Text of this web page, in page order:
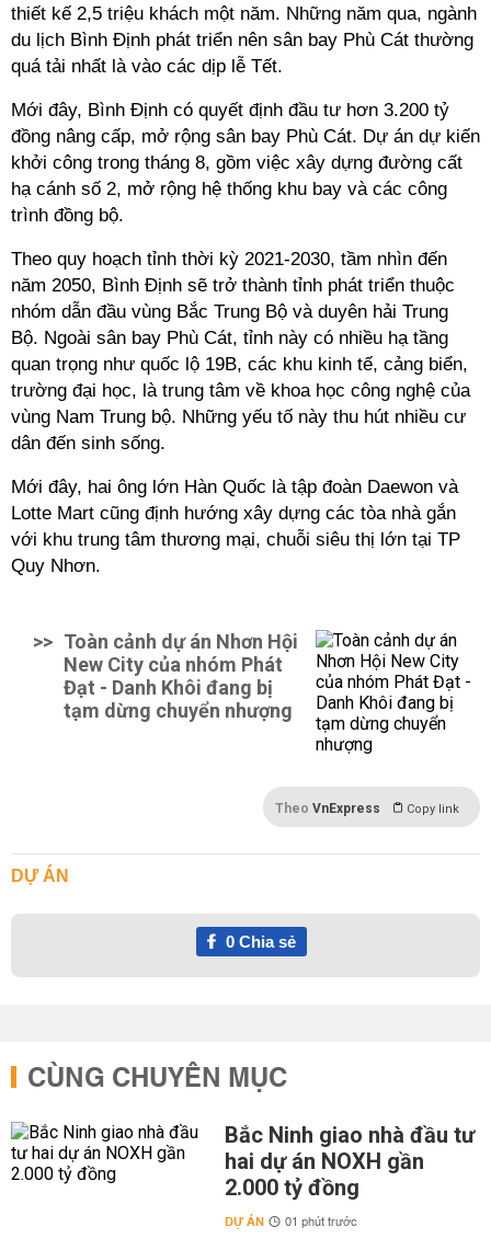
thiết kế 2,5 triệu khách một năm. Những năm qua, ngành
du lịch Bình Định phát triển nên sân bay Phù Cát thường
quá tải nhất là vào các dịp lễ Tết.
Mới đây, Bình Định có quyết định đầu tư hơn 3.200 tỷ
đồng nâng cấp, mở rộng sân bay Phù Cát. Dự án dự kiến
khởi công trong tháng 8, gồm việc xây dựng đường cất
hạ cánh số 2, mở rộng hệ thống khu bay và các công
trình đồng bộ.
Theo quy hoạch tỉnh thời kỳ 2021-2030, tầm nhìn đến
năm 2050, Bình Định sẽ trở thành tỉnh phát triển thuộc
nhóm dẫn đầu vùng Bắc Trung Bộ và duyên hải Trung
Bộ. Ngoài sân bay Phù Cát, tỉnh này có nhiều hạ tầng
quan trọng như quốc lộ 19B, các khu kinh tế, cảng biển,
trường đại học, là trung tâm về khoa học công nghệ của
vùng Nam Trung bộ. Những yếu tố này thu hút nhiều cư
dân đến sinh sống.
Mới đây, hai ông lớn Hàn Quốc là tập đoàn Daewon và
Lotte Mart cũng định hướng xây dựng các tòa nhà gắn
với khu trung tâm thương mại, chuỗi siêu thị lớn tại TP
Quy Nhơn.
>> Toàn cảnh dự án Nhơn Hội
New City của nhóm Phát
Đạt - Danh Khôi đang bị
tạm dừng chuyển nhượng
Theo VnExpress Copy link
DỰ ÁN
0Chia sẻ
CÙNG CHUYÊN MỤC
Bắc Ninh giao nhà đầu tư
hai dự án NOXH gần
2.000 tỷ đồng
DỰ ÁN 01 phút trước